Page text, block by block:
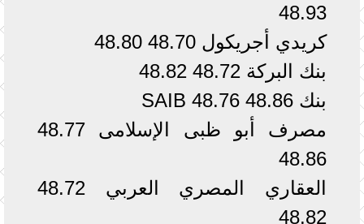
48.93
كريدي أجريكول 48.70 48.80
بنك البركة 48.72 48.82
بنك SAIB 48.76 48.86
مصرف أبو ظبى الإسلامى 48.77
48.86
العقاري المصري العربي 48.72
48.82